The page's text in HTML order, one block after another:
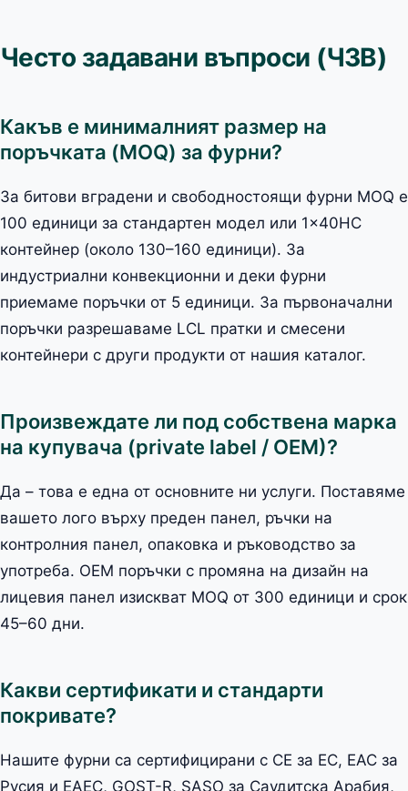
Често задавани въпроси (ЧЗВ)
Какъв е минималният размер на
поръчката (MOQ) за фурни?
За битови вградени и свободностоящи фурни MOQ е
100 единици за стандартен модел или 1×40HC
контейнер (около 130–160 единици). За
индустриални конвекционни и деки фурни
приемаме поръчки от 5 единици. За първоначални
поръчки разрешаваме LCL пратки и смесени
контейнери с други продукти от нашия каталог.
Произвеждате ли под собствена марка
на купувача (private label / OEM)?
Да – това е една от основните ни услуги. Поставяме
вашето лого върху преден панел, ръчки на
контролния панел, опаковка и ръководство за
употреба. OEM поръчки с промяна на дизайн на
лицевия панел изискват MOQ от 300 единици и срок
45–60 дни.
Какви сертификати и стандарти
покривате?
Нашите фурни са сертифицирани с CE за ЕС, EAC за
Русия и ЕАЕС, GOST-R, SASO за Саудитска Арабия,